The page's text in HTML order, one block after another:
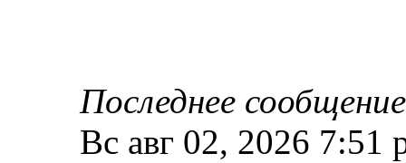
Последнее сообщение
Вс авг 02, 2026 7:51